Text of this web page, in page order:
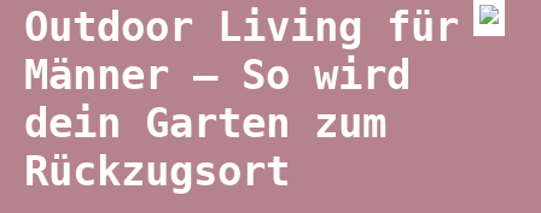
Outdoor Living für
Männer – So wird
dein Garten zum
Rückzugsort